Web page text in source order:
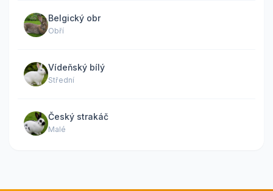
Belgický obr
Obří
Vídeňský bílý
Střední
Český strakáč
Malé